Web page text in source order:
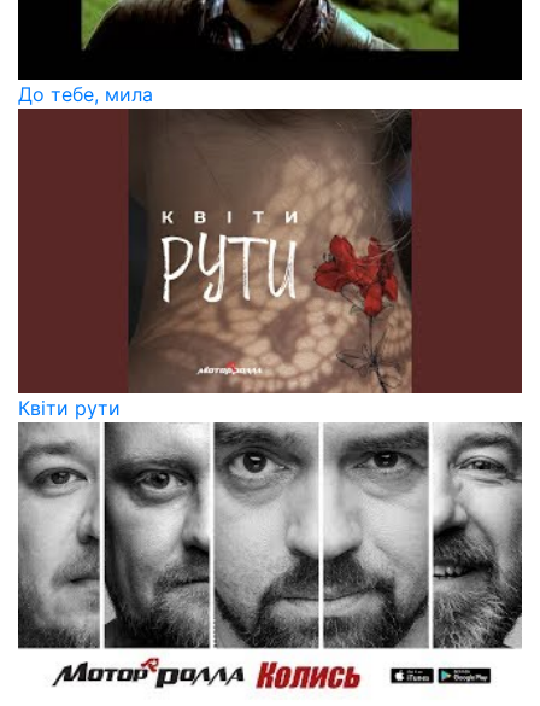
До тебе, мила
Квіти рути